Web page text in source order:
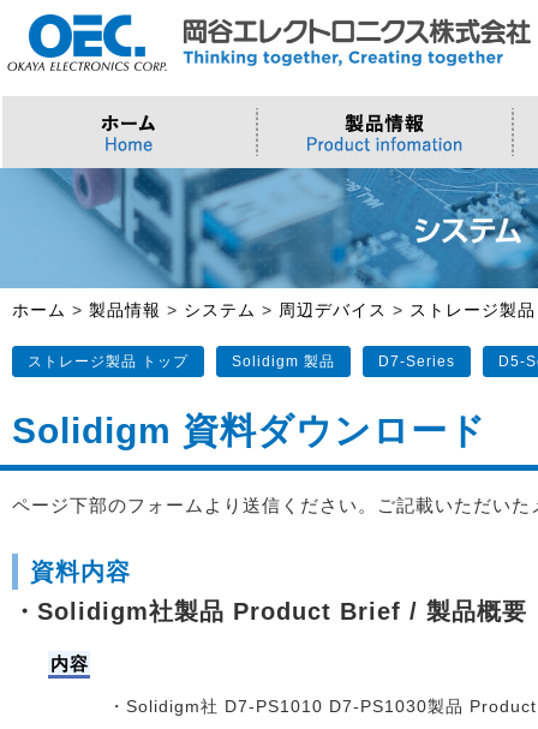
プロセッサ
>Intel (IoT/Embedded)
>Intel Arc Graphics
ソフトウェア・クラウド
>Microsoft Azure
>Windows IoT
>Trellix
>AMI
>AI・IoTソリューション
>インテル IoTソリューション
>評価開発キット
>LLMソリューション
スマートシティ・DX
>ナガレミル / 人流・交通
>会社概要 >トップメッセージ
>製品・御見積お問い合わせ >その他・採用お問い合わせ
ホーム > 製品情報 > システム > 周辺デバイス > ストレージ製品
ストレージ製品 トップ Solidigm 製品 D7-Series D5-
Solidigm 資料ダウンロード
ページ下部のフォームより送信ください。ご記載いただいた
資料内容
・Solidigm社製品 Product Brief / 製品概要
内容
・Solidigm社 D7-PS1010 D7-PS1030製品